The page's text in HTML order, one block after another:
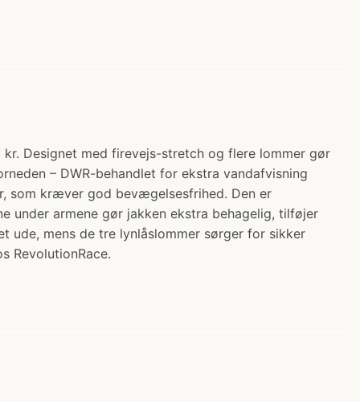
Designet med firevejs-stretch og flere lommer gør
– DWR-behandlet for ekstra vandafvisning
som kræver god bevægelsesfrihed. Den er
under armene gør jakken ekstra behagelig, tilføjer
ude, mens de tre lynlåslommer sørger for sikker
RevolutionRace.